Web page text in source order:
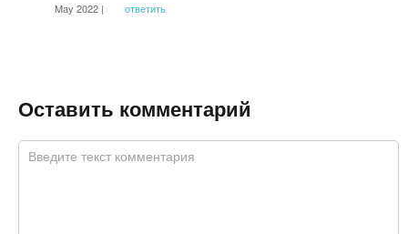
May 2022 | ответить
Оставить комментарий
Комментарий*